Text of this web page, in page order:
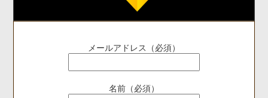
メールアドレス（必須）
名前（必須）